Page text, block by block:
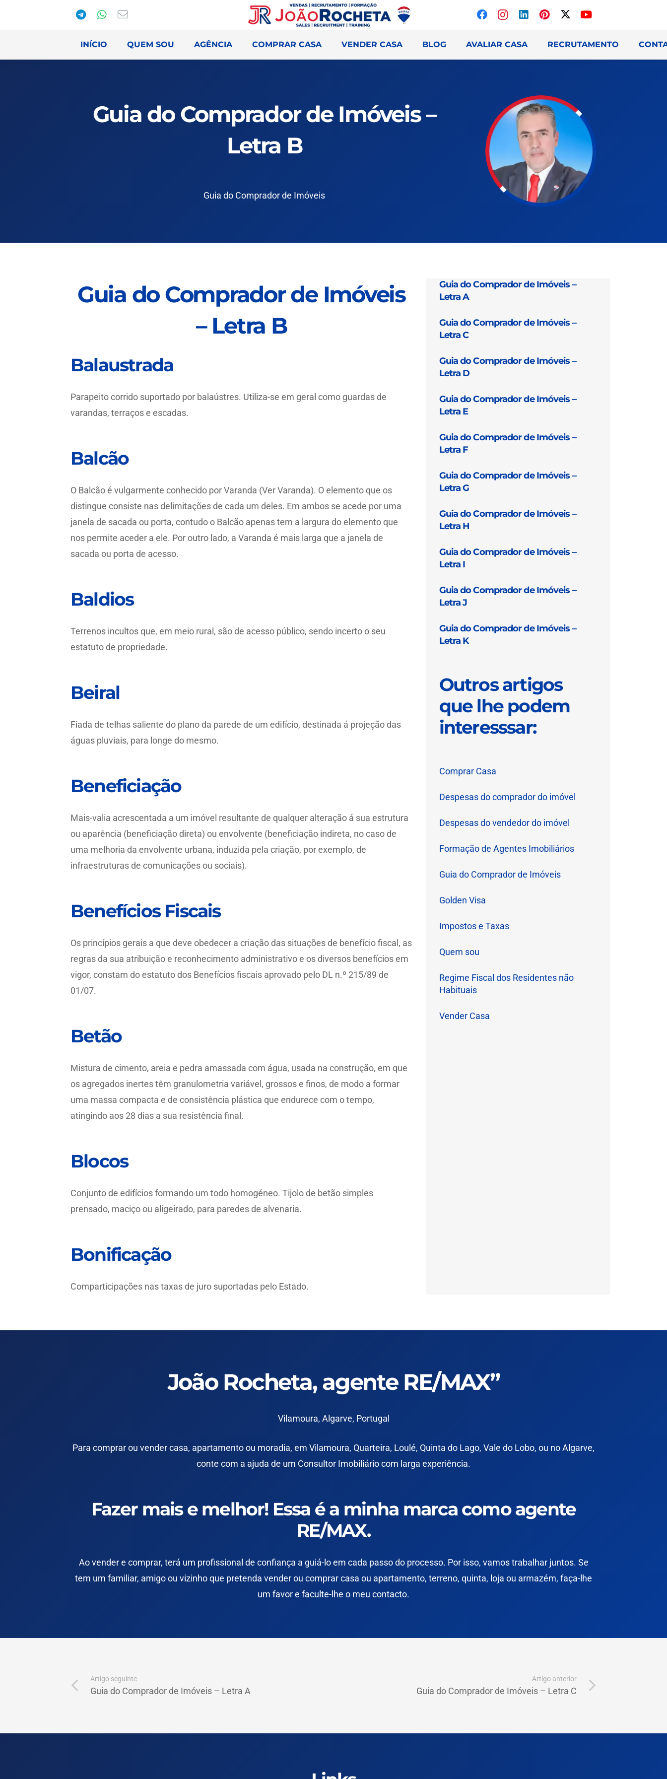
INÍCIO QUEM SOU AGÊNCIA COMPRAR CASA VENDER CASA BLOG AVALIAR CASA RECRUTAMENTO
Guia do Comprador de Imóveis –
Letra B
Guia do Comprador de Imóveis
Guia do Comprador de Imóveis
– Letra B
Balaustrada
Parapeito corrido suportado por balaústres. Utiliza-se em geral como guardas de
varandas, terraços e escadas.
Balcão
O Balcão é vulgarmente conhecido por Varanda (Ver Varanda). O elemento que os
distingue consiste nas delimitações de cada um deles. Em ambos se acede por uma
janela de sacada ou porta, contudo o Balcão apenas tem a largura do elemento que
nos permite aceder a ele. Por outro lado, a Varanda é mais larga que a janela de
sacada ou porta de acesso.
Baldios
Terrenos incultos que, em meio rural, são de acesso público, sendo incerto o seu
estatuto de propriedade.
Beiral
Fiada de telhas saliente do plano da parede de um edifício, destinada á projeção das
águas pluviais, para longe do mesmo.
Beneficiação
Mais-valia acrescentada a um imóvel resultante de qualquer alteração á sua estrutura
ou aparência (beneficiação direta) ou envolvente (beneficiação indireta, no caso de
uma melhoria da envolvente urbana, induzida pela criação, por exemplo, de
infraestruturas de comunicações ou sociais).
Benefícios Fiscais
Os princípios gerais a que deve obedecer a criação das situações de benefício fiscal, as
regras da sua atribuição e reconhecimento administrativo e os diversos benefícios em
vigor, constam do estatuto dos Benefícios fiscais aprovado pelo DL n.º 215/89 de
01/07.
Betão
Mistura de cimento, areia e pedra amassada com água, usada na construção, em que
os agregados inertes têm granulometria variável, grossos e finos, de modo a formar
uma massa compacta e de consistência plástica que endurece com o tempo,
atingindo aos 28 dias a sua resistência final.
Blocos
Conjunto de edifícios formando um todo homogéneo. Tijolo de betão simples
prensado, maciço ou aligeirado, para paredes de alvenaria.
Bonificação
Comparticipações nas taxas de juro suportadas pelo Estado.
Guia do Comprador de Imóveis –
Letra A
Guia do Comprador de Imóveis –
Letra C
Guia do Comprador de Imóveis –
Letra D
Guia do Comprador de Imóveis –
Letra E
Guia do Comprador de Imóveis –
Letra F
Guia do Comprador de Imóveis –
Letra G
Guia do Comprador de Imóveis –
Letra H
Guia do Comprador de Imóveis –
Letra I
Guia do Comprador de Imóveis –
Letra J
Guia do Comprador de Imóveis –
Letra K
Outros artigos
que lhe podem
interesssar:
Comprar Casa
Despesas do comprador do imóvel
Despesas do vendedor do imóvel
Formação de Agentes Imobiliários
Guia do Comprador de Imóveis
Golden Visa
Impostos e Taxas
Quem sou
Regime Fiscal dos Residentes não
Habituais
Vender Casa
João Rocheta, agente RE/MAX”
Vilamoura, Algarve, Portugal
Para comprarou vender casa, apartamento ou moradia, em Vilamoura, Quarteira, Loulé, Quinta do Lago, Vale do Lobo, ou noAlgarve,
conte com a ajuda de um Consultor Imobiliário com larga experiência.
Fazer mais e melhor! Essa é a minha marca comoagente
RE/MAX.
Aovendere comprar, terá um profissional de confiança a guiá-lo em cada passo do processo. Por isso, vamos trabalhar juntos. Se
tem um familiar, amigo ou vizinho que pretenda vender ou comprarcasa ou apartamento, terreno, quinta, loja ou armazém, faça-lhe
um favor e faculte-lhe o meu contacto.
Artigo seguinte
Guia do Comprador de Imóveis – Letra A
Artigo anterior
Guia do Comprador de Imóveis – Letra C